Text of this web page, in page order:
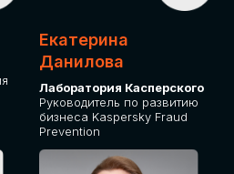
Екатерина
Данилова
Лаборатория Касперского
Руководитель по развитию
бизнеса Kaspersky Fraud
Prevention
БИЛЕТ